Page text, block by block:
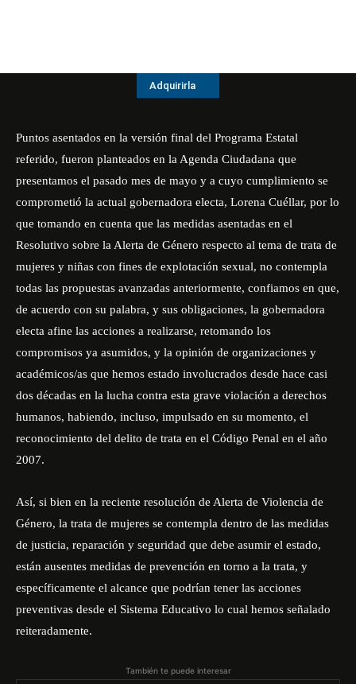
Adquirirla
Puntos asentados en la versión final del Programa Estatal
referido, fueron planteados en la Agenda Ciudadana que
presentamos el pasado mes de mayo y a cuyo cumplimiento se
comprometió la actual gobernadora electa, Lorena Cuéllar, por lo
que tomando en cuenta que las medidas asentadas en el
Resolutivo sobre la Alerta de Género respecto al tema de trata de
mujeres y niñas con fines de explotación sexual, no contempla
todas las propuestas avanzadas anteriormente, confiamos en que,
de acuerdo con su palabra, y sus obligaciones, la gobernadora
electa afine las acciones a realizarse, retomando los
compromisos ya asumidos, y la opinión de organizaciones y
académicos/as que hemos estado involucrados desde hace casi
dos décadas en la lucha contra esta grave violación a derechos
humanos, habiendo, incluso, impulsado en su momento, el
reconocimiento del delito de trata en el Código Penal en el año
2007.
Así, si bien en la reciente resolución de Alerta de Violencia de
Género, la trata de mujeres se contempla dentro de las medidas
de justicia, reparación y seguridad que debe asumir el estado,
están ausentes medidas de prevención en torno a la trata, y
específicamente el alcance que podrían tener las acciones
preventivas desde el Sistema Educativo lo cual hemos señalado
reiteradamente.
También te puede interesar